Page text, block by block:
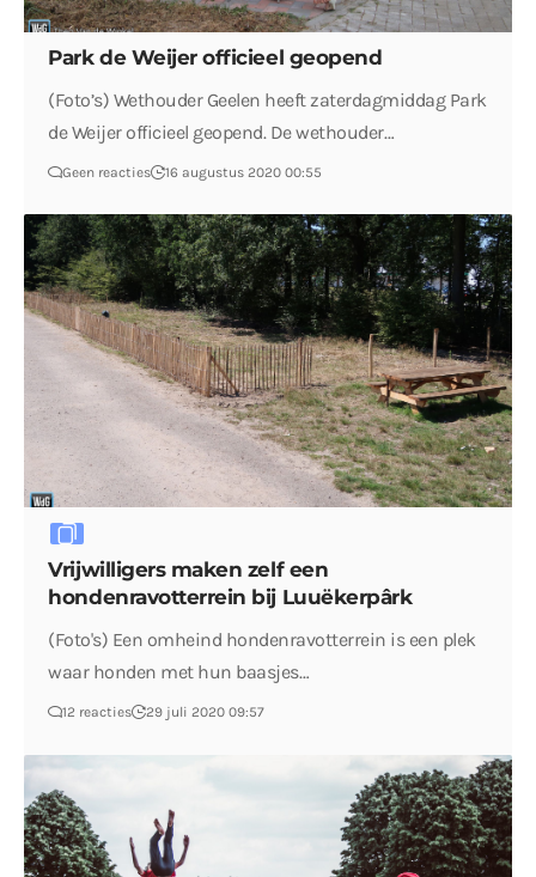
Park de Weijer officieel geopend
(Foto’s) Wethouder Geelen heeft zaterdagmiddag Park
de Weijer officieel geopend. De wethouder…
Geen reacties 16 augustus 2020 00:55
Vrijwilligers maken zelf een
hondenravotterrein bij Luuëkerpârk
(Foto's) Een omheind hondenravotterrein is een plek
waar honden met hun baasjes…
12 reacties 29 juli 2020 09:57